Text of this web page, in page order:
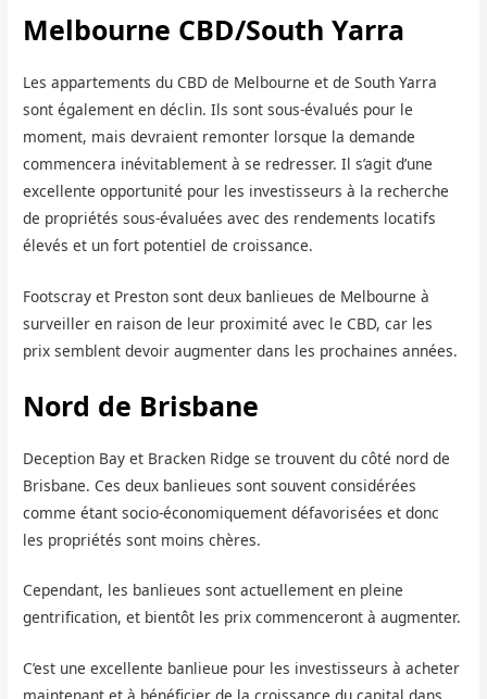
Melbourne CBD/South Yarra
Les appartements du CBD de Melbourne et de South Yarra
sont également en déclin. Ils sont sous-évalués pour le
moment, mais devraient remonter lorsque la demande
commencera inévitablement à se redresser. Il s’agit d’une
excellente opportunité pour les investisseurs à la recherche
de propriétés sous-évaluées avec des rendements locatifs
élevés et un fort potentiel de croissance.
Footscray et Preston sont deux banlieues de Melbourne à
surveiller en raison de leur proximité avec le CBD, car les
prix semblent devoir augmenter dans les prochaines années.
Nord de Brisbane
Deception Bay et Bracken Ridge se trouvent du côté nord de
Brisbane. Ces deux banlieues sont souvent considérées
comme étant socio-économiquement défavorisées et donc
les propriétés sont moins chères.
Cependant, les banlieues sont actuellement en pleine
gentrification, et bientôt les prix commenceront à augmenter.
C’est une excellente banlieue pour les investisseurs à acheter